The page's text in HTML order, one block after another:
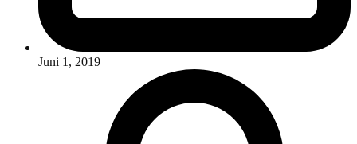
Juni 1, 2019